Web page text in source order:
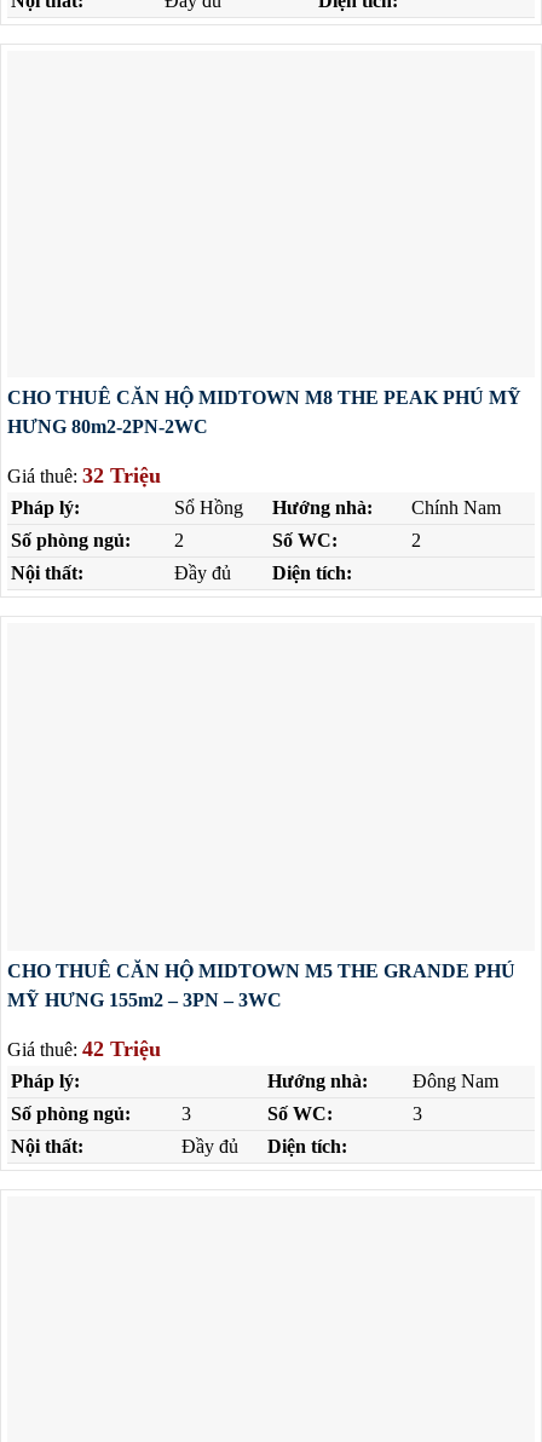
CHO THUÊ CĂN HỘ MIDTOWN M8 THE PEAK PHÚ MỸ
HƯNG 80m2-2PN-2WC
Giá thuê: 32 Triệu
Pháp lý: Sổ Hồng Hướng nhà:
Chính Nam
Số phòng ngủ:
2 Số WC:
2
Nội thất:
Đầy đủ Diện tích:
CHO THUÊ CĂN HỘ MIDTOWN M5 THE GRANDE PHÚ
MỸ HƯNG 155m2 – 3PN – 3WC
Giá thuê: 42 Triệu
Pháp lý: Hướng nhà:
Đông Nam
Số phòng ngủ:
3 Số WC:
3
Nội thất:
Đầy đủ Diện tích: